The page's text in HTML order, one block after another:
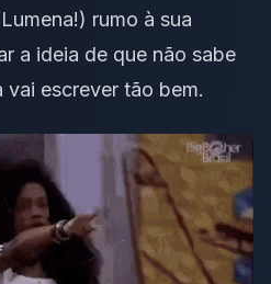
rumo à sua
a ideia de que não sabe
vai escrever tão bem.